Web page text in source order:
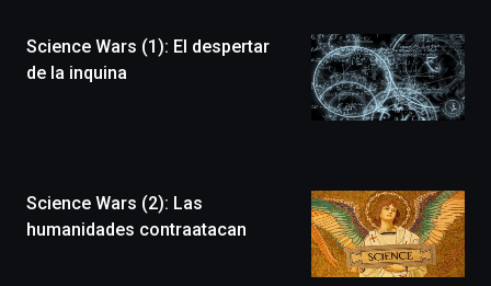
novena
edición
un
festival
Science Wars (1): El despertar
de la inquina
Science Wars (2): Las
humanidades contraatacan